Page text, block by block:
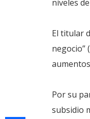
niveles
El titular
negocio”
Por su
subsidio